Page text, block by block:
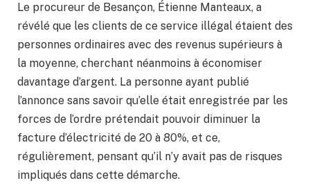
Le procureur de Besançon, Étienne Manteaux, a
révélé que les clients de ce service illégal étaient des
personnes ordinaires avec des revenus supérieurs à
la moyenne, cherchant néanmoins à économiser
davantage d’argent. La personne ayant publié
l’annonce sans savoir qu’elle était enregistrée par les
forces de l’ordre prétendait pouvoir diminuer la
facture d’électricité de 20 à 80%, et ce,
régulièrement, pensant qu’il n’y avait pas de risques
impliqués dans cette démarche.